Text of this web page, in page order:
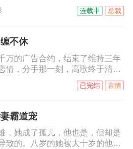
变）发（态）。黑莲花进击路
外被逼闪婚。只是那个外表冷酷
跪下唱征服。陆霆：你给老子说
底是跪搓衣板还是跪榴莲！
总裁
连载中
不休
万的广告合约，结束了维持三年
情，分手那一刻，高歌终于清
从来就没有走进过他的心里。她
了字，拿着合约麻利的滚了。她
只是开始……某天，慕总裁打电
艺人，“明天有空吗？”小艺人不
空！”“这样啊，其实我是
艺人被撩起好奇心，“想干嘛？”
言情
已完结
霸道宠
，她成了孤儿，他也是，但却是
致的。八岁的她被大十岁的他带